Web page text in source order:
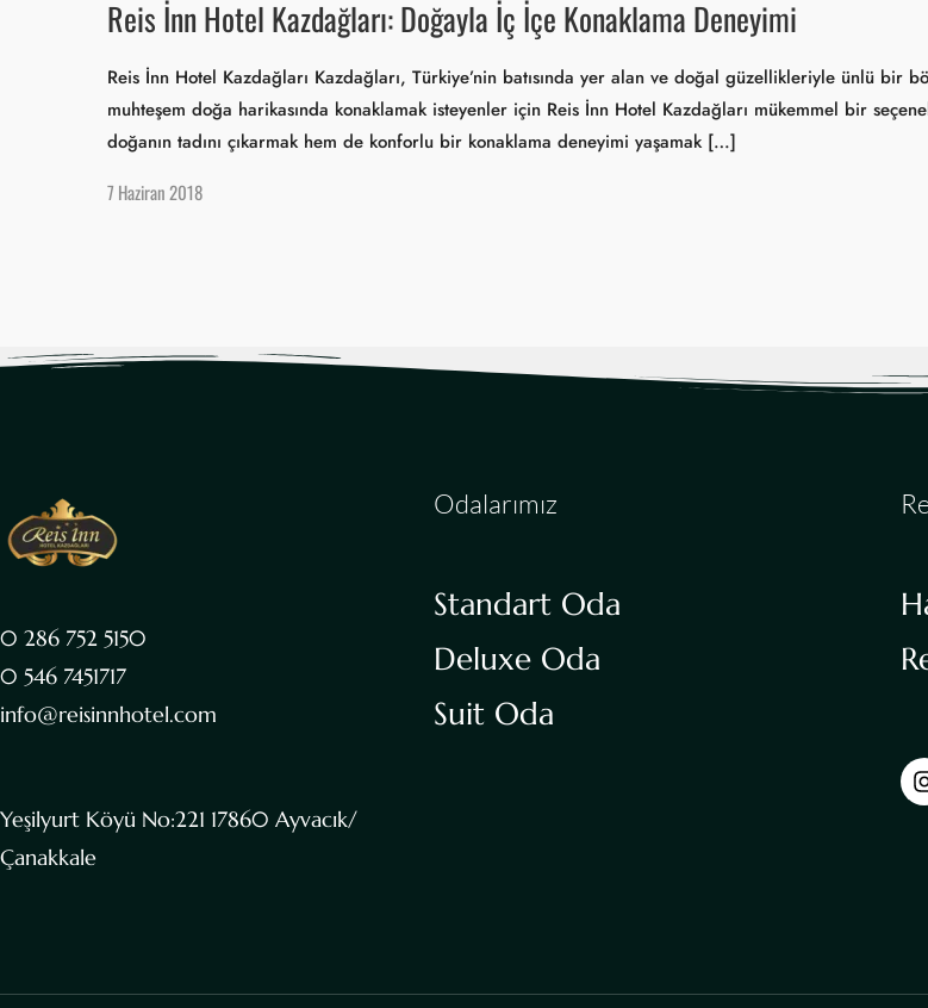
Reis İnn Hotel Kazdağları: Doğayla İç İçe Konaklama Deneyimi
Reis İnn Hotel Kazdağları Kazdağları, Türkiye’nin batısında yer alan ve doğal güzellikleriyle ünlü bir
muhteşem doğa harikasında konaklamak isteyenler için Reis İnn Hotel Kazdağları mükemmel bir
doğanın tadını çıkarmak hem de konforlu bir konaklama deneyimi yaşamak […]
7 Haziran 2018
0 286 752 5150
0 546 7451717
info@reisinnhotel.com
Yeşilyurt Köyü No:221 17860 Ayvacık/
Çanakkale
Odalarımız
Standart Oda
Deluxe Oda
Suit Oda